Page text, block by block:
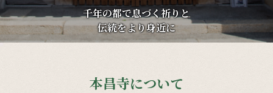
千年の都で息づく祈りと
伝統をより身近に
本昌寺について